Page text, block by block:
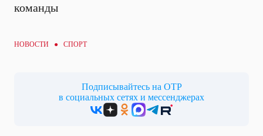
команды
НОВОСТИ ● СПОРТ
Подписывайтесь на ОТР
в социальных сетях и мессенджерах